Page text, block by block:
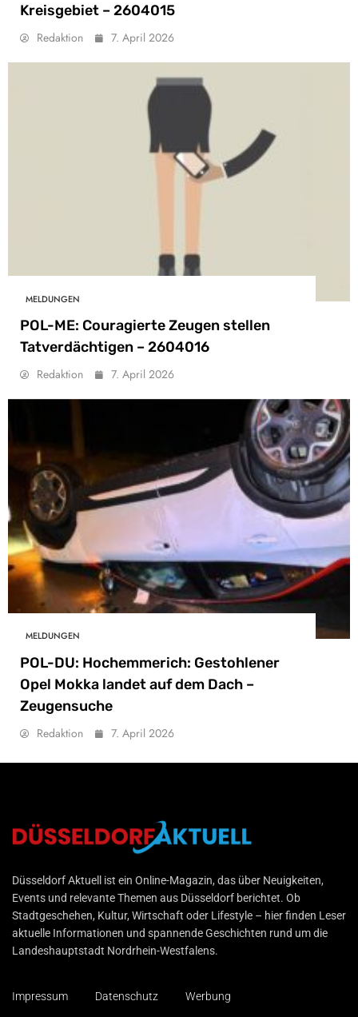
Kreisgebiet – 2604015
Redaktion 7. April 2026
MELDUNGEN
POL-ME: Couragierte Zeugen stellen
Tatverdächtigen – 2604016
Redaktion 7. April 2026
MELDUNGEN
POL-DU: Hochemmerich: Gestohlener
Opel Mokka landet auf dem Dach –
Zeugensuche
Redaktion 7. April 2026
Düsseldorf Aktuell
Düsseldorf Aktuell ist ein Online-Magazin, das über Neuigkeiten,
Events und relevante Themen aus Düsseldorf berichtet. Ob
Stadtgeschehen, Kultur, Wirtschaft oder Lifestyle – hier finden Leser
aktuelle Informationen und spannende Geschichten rund um die
Landeshauptstadt Nordrhein-Westfalens.
Impressum Datenschutz Werbung